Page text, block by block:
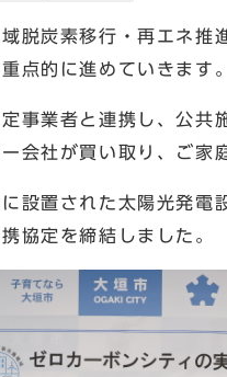
脱炭素移行・再エネ推
点的に進めていきます。
事業者と連携し、公共
会社が買い取り、ご家
設置された太陽光発電
協定を締結しました。